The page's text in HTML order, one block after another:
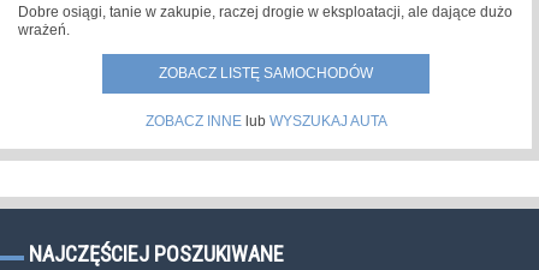
Dobre osiągi, tanie w zakupie, raczej drogie w eksploatacji, ale dające dużo
wrażeń.
ZOBACZ LISTĘ SAMOCHODÓW
ZOBACZ INNElub WYSZUKAJ AUTA
NAJCZĘŚCIEJ POSZUKIWANE